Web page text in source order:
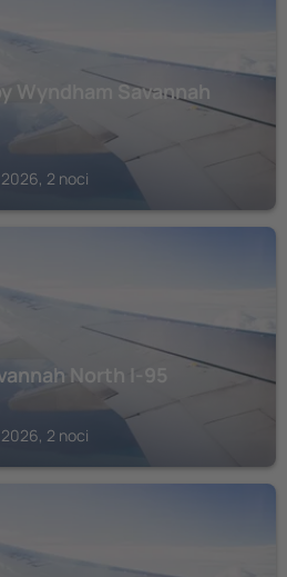
Wyndham Savannah
2 noci
North I-95
2 noci